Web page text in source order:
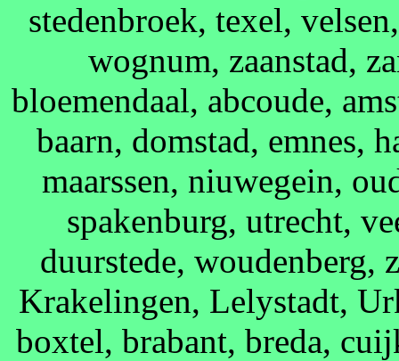
stedenbroek, texel,
wognum, zaanstad,
bloemendaal, abcoude,
baarn, domstad, emnes,
maarssen, niuwegein,
spakenburg, utrecht,
duurstede, woudenberg,
Krakelingen, Lelystadt,
boxtel, brabant, breda,